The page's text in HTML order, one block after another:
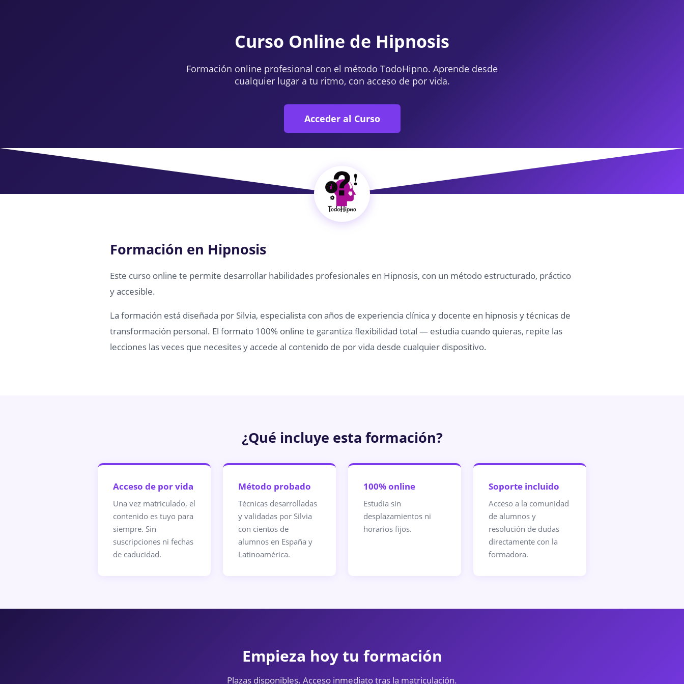
Curso Online de Hipnosis
Formación online profesional con el método TodoHipno. Aprende desde
cualquier lugar a tu ritmo, con acceso de por vida.
Acceder al Curso
Formación en Hipnosis
Este curso online te permite desarrollar habilidades profesionales en Hipnosis, con un método estructurado, práctico
y accesible.
La formación está diseñada por Silvia, especialista con años de experiencia clínica y docente en hipnosis y técnicas de
transformación personal. El formato 100% online te garantiza flexibilidad total — estudia cuando quieras, repite las
lecciones las veces que necesites y accede al contenido de por vida desde cualquier dispositivo.
¿Qué incluye esta formación?
Acceso de por vida
Una vez matriculado, el
contenido es tuyo para
siempre. Sin
suscripciones ni fechas
de caducidad.
Método probado
Técnicas desarrolladas
y validadas por Silvia
con cientos de
alumnos en España y
Latinoamérica.
100% online
Estudia sin
desplazamientos ni
horarios fijos.
Soporte incluido
Acceso a la comunidad
de alumnos y
resolución de dudas
directamente con la
formadora.
Empieza hoy tu formación
Plazas disponibles. Acceso inmediato tras la matriculación.